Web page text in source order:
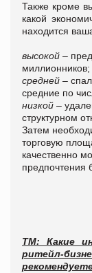
Также кроме
какой
находится
высокой –
миллионников;
средней –
средние по
низкой –
структурном
Затем
торговую
качественно
предпочтения
ТМ: Какие
ритейл-